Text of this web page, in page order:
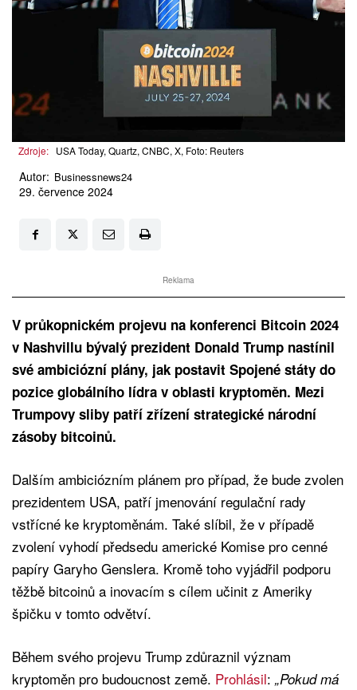
Zdroje: USA Today, Quartz, CNBC, X, Foto: Reuters
Autor: Businessnews24
29. července 2024
Reklama
V průkopnickém projevu na konferenci Bitcoin 2024
v Nashvillu bývalý prezident Donald Trump nastínil
své ambiciózní plány, jak postavit Spojené státy do
pozice globálního lídra v oblasti kryptoměn. Mezi
Trumpovy sliby patří zřízení strategické národní
zásoby bitcoinů.
Dalším ambiciózním plánem pro případ, že bude zvolen
prezidentem USA, patří jmenování regulační rady
vstřícné ke kryptoměnám. Také slíbil, že v případě
zvolení vyhodí předsedu americké Komise pro cenné
papíry Garyho Genslera. Kromě toho vyjádřil podporu
těžbě bitcoinů a inovacím s cílem učinit z Ameriky
špičku v tomto odvětví.
Během svého projevu Trump zdůraznil význam
kryptoměn pro budoucnost země. Prohlásil: „Pokud má